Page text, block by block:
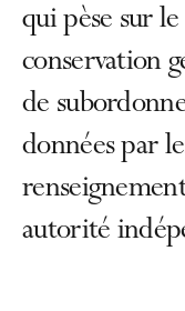
qui pèse sur
conservation
de
données par
autorité